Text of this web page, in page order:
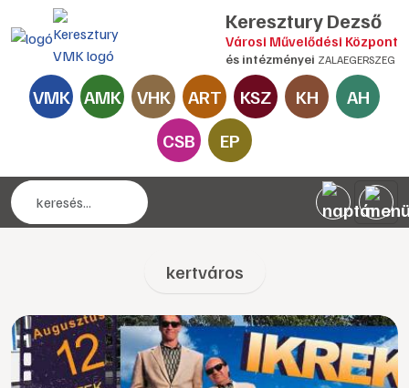
Keresztury Dezső
Városi Művelődési Központ
és intézményei ZALAEGERSZEG
VMK AMK VHK ART KSZ KH
AH
CSB
EP
kertváros